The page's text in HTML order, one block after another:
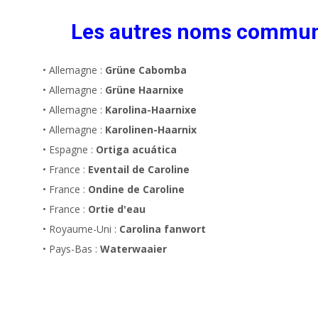
Les autres noms
• Allemagne : Grüne Cabomba
• Allemagne : Grüne Haarnixe
• Allemagne : Karolina-Haarnixe
• Allemagne : Karolinen-Haarnix
• Espagne : Ortiga acuática
• France : Eventail de Caroline
• France : Ondine de Caroline
• France : Ortie d'eau
• Royaume-Uni : Carolina fanwort
• Pays-Bas : Waterwaaier